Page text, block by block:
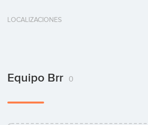
LOCALIZACIONES
Equipo Brr 0